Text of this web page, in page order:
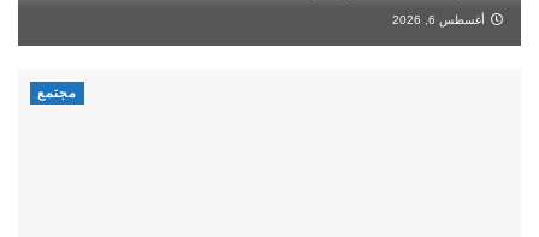
أغسطس 6, 2026
مجتمع